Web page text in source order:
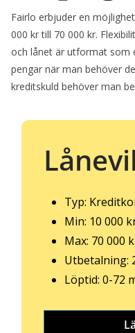
Fairlo erbjuder en
000 kr till 70 000 kr.
och lånet är utformat som
pengar när man behöver
kreditskuld behöver man
Typ:
Min: 10 000
Max: 70 000
Utbetalning:
Löptid: 0-72